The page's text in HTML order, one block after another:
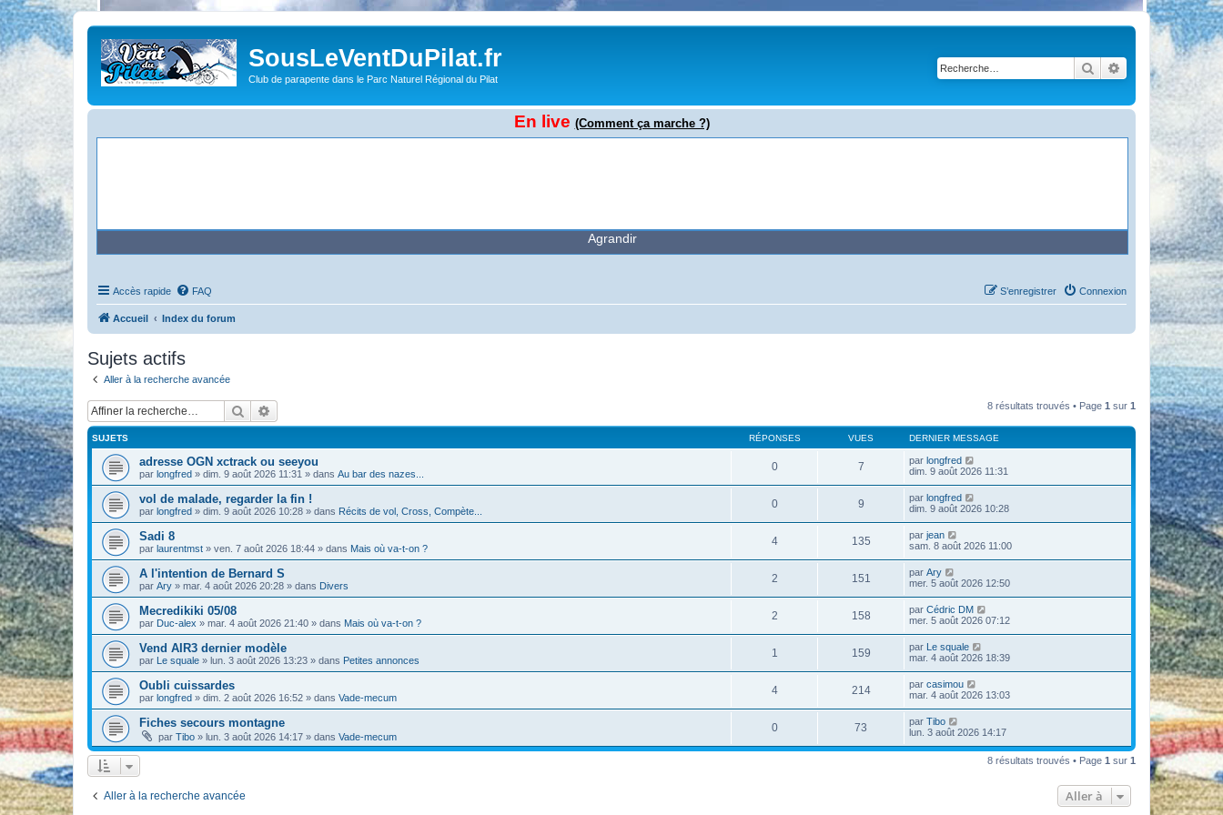
SousLeVentDuPilat.fr
Club de parapente dans le Parc Naturel Régional du Pilat
RechercherRecherche
En live (Comment ça marche ?)
Agrandir
Accès rapide FAQ Connexion
S’enregistrer
Accueil Index du forum
Sujets actifs
Aller à la recherche avancée
Rechercher 8 résultats trouvés • Page 1 sur 1
SUJETS RÉPONSES VUES DERNIER MESSAGE
adresse OGN xctrack ou seeyou
par longfred » dim. 9 août 2026 11:31 » dans Au bar des nazes...
0 7 par longfred
dim. 9 août 2026 11:31
vol de malade, regarder la fin !
par longfred » dim. 9 août 2026 10:28 » dans Récits de vol, Cross, Compète...
0 9 par longfred
dim. 9 août 2026 10:28
Sadi 8
par laurentmst » ven. 7 août 2026 18:44 » dans Mais où va-t-on ?
4 135 par jean
sam. 8 août 2026 11:00
A l'intention de Bernard S
par Ary » mar. 4 août 2026 20:28 » dans Divers
2 151 par Ary
mer. 5 août 2026 12:50
Mecredikiki 05/08
par Duc-alex » mar. 4 août 2026 21:40 » dans Mais où va-t-on ?
2 158 par Cédric DM
mer. 5 août 2026 07:12
Vend AIR3 dernier modèle
par Le squale » lun. 3 août 2026 13:23 » dans Petites annonces
1 159 par
Le squale
mar. 4 août 2026 18:39
Oubli cuissardes
par longfred » dim. 2 août 2026 16:52 » dans Vade-mecum
4 214 par casimou
mar. 4 août 2026 13:03
Fiches secours montagne
par Tibo » lun. 3 août 2026 14:17 » dans Vade-mecum
0 73 par Tibo
lun. 3 août 2026 14:17
8 résultats trouvés • Page 1 sur 1
Aller à la recherche avancée Aller à